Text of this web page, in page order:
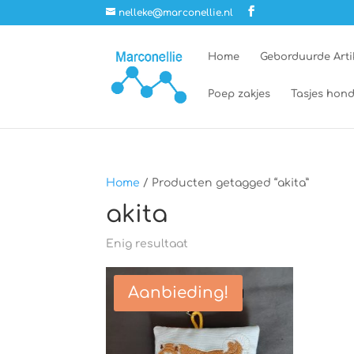
nelleke@marconellie.nl
Home Geborduurde
Poep zakjes Tasjes
Home / Producten getagged “akita”
akita
Enig resultaat
Aanbieding!